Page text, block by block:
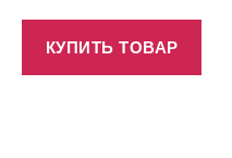
КУПИТЬ ТОВАР